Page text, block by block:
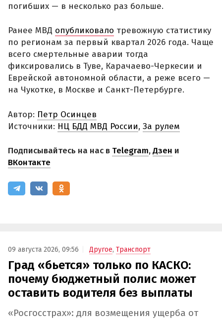
погибших — в несколько раз больше.
Ранее МВД опубликовало тревожную статистику
по регионам за первый квартал 2026 года. Чаще
всего смертельные аварии тогда
фиксировались в Туве, Карачаево-Черкесии и
Еврейской автономной области, а реже всего —
на Чукотке, в Москве и Санкт-Петербурге.
Автор: Петр Осинцев
Источники: НЦ БДД МВД России, За рулем
Подписывайтесь на нас в Telegram,Дзен и
ВКонтакте
09 августа 2026, 09:56 Другое, Транспорт
Град «бьется» только по КАСКО:
почему бюджетный полис может
оставить водителя без выплаты
«Росгосстрах»: для возмещения ущерба от